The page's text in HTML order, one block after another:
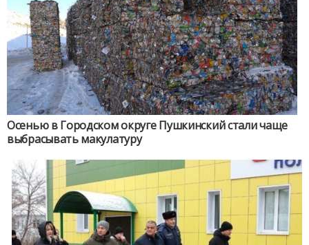
Осенью в Городском округе Пушкинский стали чаще
выбрасывать макулатуру